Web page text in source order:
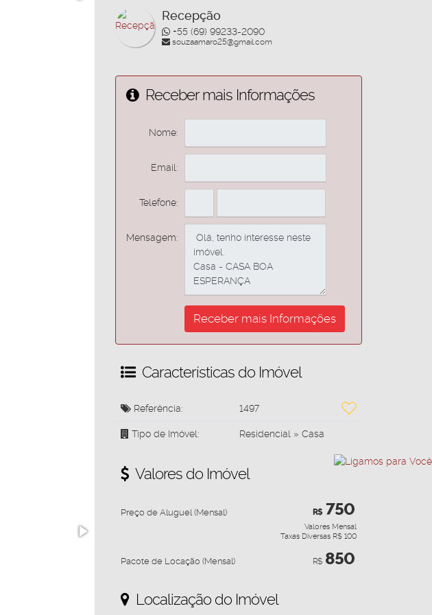
Recepção
+55 (69) 99233-2090
souzaamaro25@gmail.com
Receber mais Informações
Nome:
Email:
Telefone:
Mensagem:
Características do Imóvel
Referência: 1497
Tipo de Imóvel: Residencial » Casa
Valores do Imóvel
R$750
Preço de Aluguel (Mensal)
Valores Mensal
Taxas Diversas R$ 100
R$ 850
Pacote de Locação (Mensal)
Localização do Imóvel